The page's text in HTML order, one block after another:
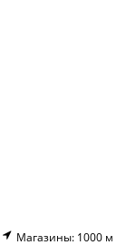
Магазины: 1000 м